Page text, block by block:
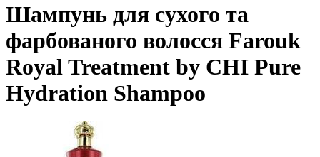
Шампунь для сухого та
фарбованого волосся Farouk
Royal Treatment by CHI Pure
Hydration Shampoo